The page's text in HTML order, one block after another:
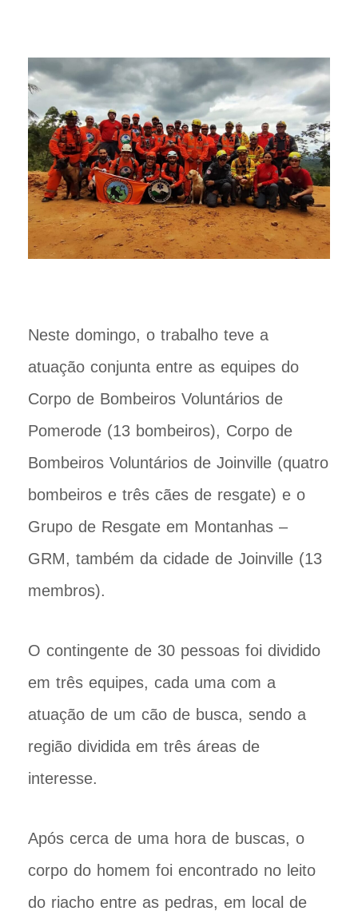
Neste domingo, o trabalho teve a
atuação conjunta entre as equipes do
Corpo de Bombeiros Voluntários de
Pomerode (13 bombeiros), Corpo de
Bombeiros Voluntários de Joinville (quatro
bombeiros e três cães de resgate) e o
Grupo de Resgate em Montanhas –
GRM, também da cidade de Joinville (13
membros).
O contingente de 30 pessoas foi dividido
em três equipes, cada uma com a
atuação de um cão de busca, sendo a
região dividida em três áreas de
interesse.
Após cerca de uma hora de buscas, o
corpo do homem foi encontrado no leito
do riacho entre as pedras, em local de